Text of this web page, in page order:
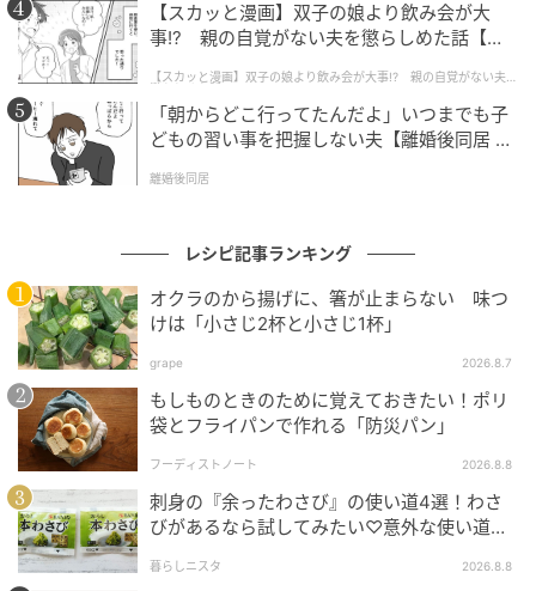
らい休ませる。
⑦ 天板にパン生地をのせ、180℃で8分位焼く。（お
使いのオーブンによって焼く時間は調整してくださ
い。）
⑧ 焼きあがったら、網などにのせて冷ます。
⑨ 生クリームとグラニュー糖をボウルに入れる。氷水
を入れたボウルにあてながら泡立て、9分立てにする。
（ピンと角が立つくらい。泡立てすぎると分離してし
まうので注意しながら立ててください。）
⑩ パンが冷めたら斜めに切り込みを入れて、クリーム
を挟み、パレットナイフなどでクリームの表面をなめ
らかに調えて出来上がり。
ほんのり甘くてふんわり♪まあるい練乳蒸し
パン
【スカッと漫画】双子の娘より飲み会が大
事!? 親の自覚がない夫を懲らしめた話【第1
【スカッと漫画】双子の娘より飲み会が大事!? 親の自覚がない夫を
懲らしめた話
「朝からどこ行ってたんだよ」いつまでも子
どもの習い事を把握しない夫【離婚後同居 Vo
離婚後同居
レシピ記事ランキング
オクラのから揚げに、箸が止まらない 味つ
けは「小さじ2杯と小さじ1杯」
grape 2026.8.7
もしものときのために覚えておきたい！ポリ
袋とフライパンで作れる「防災パン」
フーディストノート 2026.8.8
刺身の『余ったわさび』の使い道4選！わさ
びがあるなら試してみたい♡意外な使い道を
暮らしニスタ 2026.8.8